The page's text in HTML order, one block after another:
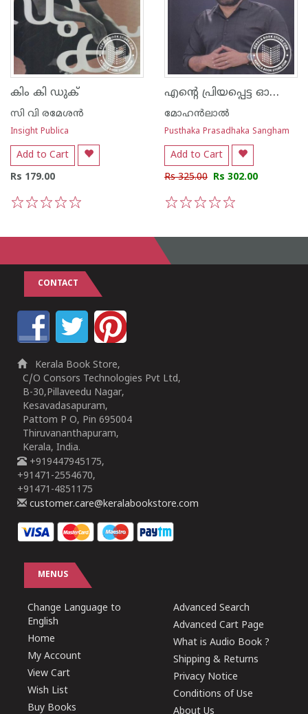
കിം കി ഡുക്
സി വി രമേശന്‍
Insight Publica
Add to Cart
Rs 179.00
എന്റെ പ്രിയപ്പെട്ട ഓഷോ ഫലിതങ്ങള്‍
മോഹന്‍ലാല്‍
Pusthaka Prasadhaka Sangham
Add to Cart
Rs 325.00 Rs 302.00
CONTACT
Kerala Book Store,
C/O Consors Technologies Pvt Ltd,
B-30,Pillaveedu Nagar,
Kesavadasapuram,
Pattom P O, Pin 695004
Thiruvananthapuram,
Kerala, India.
+919447945175,
+91471-2554670,
+91471-4851175
customer.care@keralabookstore.com
MENUS
Change Language to
English
Home
My Account
View Cart
Wish List
Buy Books
Advanced Search
Advanced Cart Page
What is Audio Book ?
Shipping & Returns
Privacy Notice
Conditions of Use
About Us